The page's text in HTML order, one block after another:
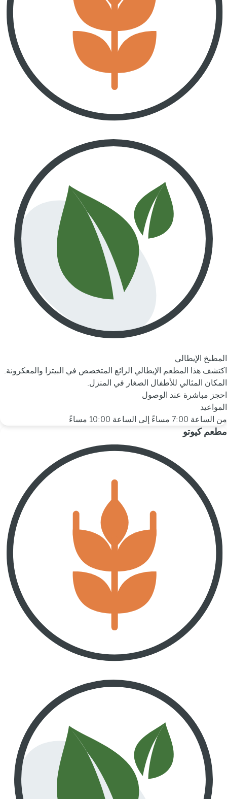
المطبخ الإيطالي
اكتشف هذا المطعم الإيطالي الرائع المتخصص في البيتزا والمعكرونة.
المكان المثالي للأطفال الصغار في المنزل.
احجز مباشرة عند الوصول
المواعيد
من الساعة 7:00 مساءً إلى الساعة 10:00 مساءً
مطعم كيوتو